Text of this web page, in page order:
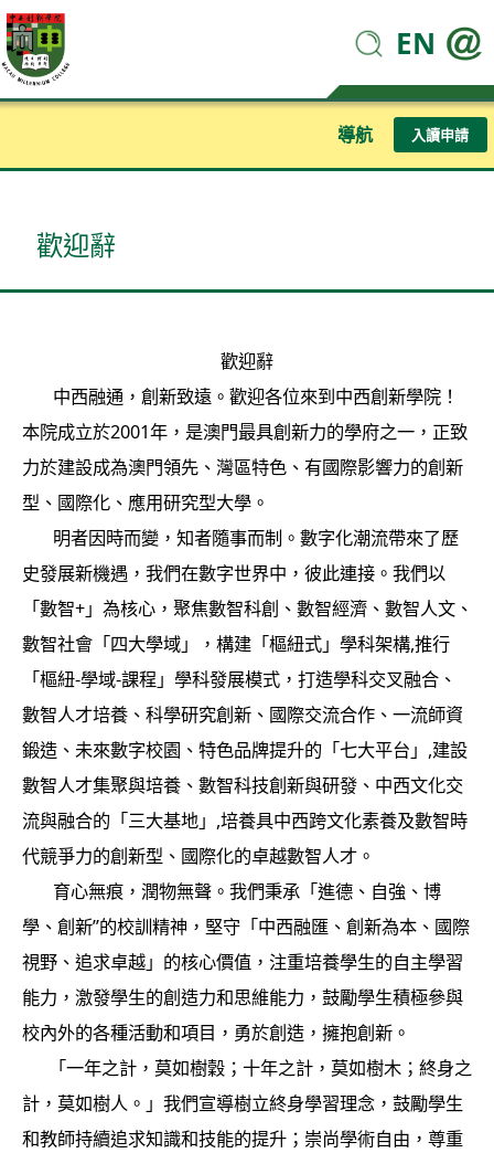
EN
導航 入讀申請
歡迎辭
歡迎辭
中西融通，創新致遠。歡迎各位來到中西創新學院！
本院成立於2001年，是澳門最具創新力的學府之一，正致
力於建設成為澳門領先、灣區特色、有國際影響力的創新
型、國際化、應用研究型大學。
明者因時而變，知者隨事而制。數字化潮流帶來了歷
史發展新機遇，我們在數字世界中，彼此連接。我們以
「數智+」為核心，聚焦數智科創、數智經濟、數智人文、
數智社會「四大學域」，構建「樞紐式」學科架構,推行
「樞紐-學域-課程」學科發展模式，打造學科交叉融合、
數智人才培養、科學研究創新、國際交流合作、一流師資
鍛造、未來數字校園、特色品牌提升的「七大平台」,建設
數智人才集聚與培養、數智科技創新與研發、中西文化交
流與融合的「三大基地」,培養具中西跨文化素養及數智時
代競爭力的創新型、國際化的卓越數智人才。
育心無痕，潤物無聲。我們秉承「進德、自強、博
學、創新”的校訓精神，堅守「中西融匯、創新為本、國際
視野、追求卓越」的核心價值，注重培養學生的自主學習
能力，激發學生的創造力和思維能力，鼓勵學生積極參與
校內外的各種活動和項目，勇於創造，擁抱創新。
「一年之計，莫如樹穀；十年之計，莫如樹木；終身之
計，莫如樹人。」我們宣導樹立終身學習理念，鼓勵學生
和教師持續追求知識和技能的提升；崇尚學術自由，尊重